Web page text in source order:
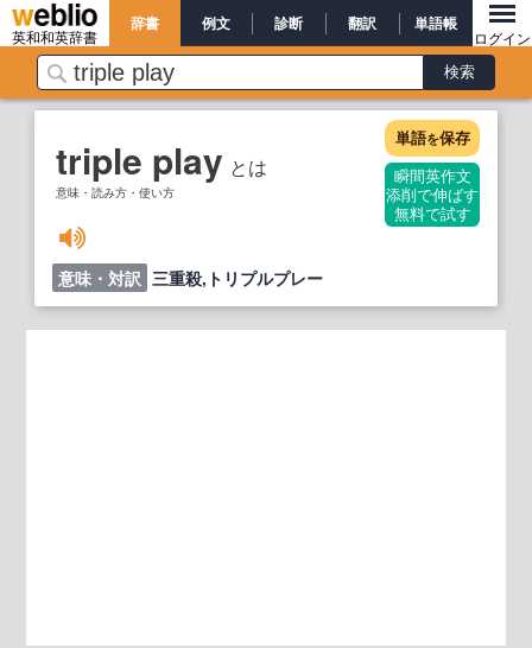
英和和英辞書
辞書 例文 診断 翻訳 単語帳
ログイン
triple play とは
意味・読み方・使い方
単語を保存
瞬間英作文
添削で伸ばす
無料で試す
意味・対訳 三重殺,トリプルプレー